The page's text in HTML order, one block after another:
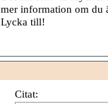
mer information om du
Lycka till!
Citat: